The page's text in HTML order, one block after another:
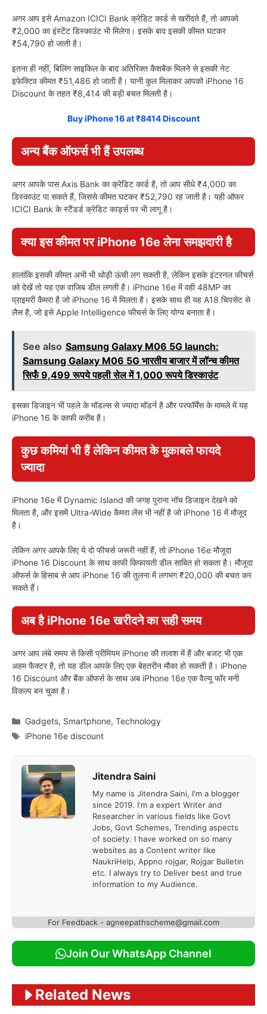
अगर आप इसे Amazon ICICI Bank क्रेडिट कार्ड से खरीदते हैं, तो आपको
₹2,000 का इंस्टेंट डिस्काउंट भी मिलेगा। इसके बाद इसकी कीमत घटकर
₹54,790 हो जाती है।
इतना ही नहीं, बिलिंग साइकिल के बाद अतिरिक्त कैशबैक मिलने से इसकी नेट
इफेक्टिव कीमत ₹51,486 हो जाती है। यानी कुल मिलाकर आपको iPhone 16
Discount के तहत ₹8,414 की बड़ी बचत मिलती है।
Buy iPhone 16 at ₹8414 Discount
अन्य बैंक ऑफर्स भी हैं उपलब्ध
अगर आपके पास Axis Bank का क्रेडिट कार्ड है, तो आप सीधे ₹4,000 का
डिस्काउंट पा सकते हैं, जिससे कीमत घटकर ₹52,790 रह जाती है। यही ऑफर
ICICI Bank के स्टैंडर्ड क्रेडिट कार्ड्स पर भी लागू है।
क्या इस कीमत पर iPhone 16e लेना समझदारी है
हालांकि इसकी कीमत अभी भी थोड़ी ऊंची लग सकती है, लेकिन इसके इंटरनल फीचर्स
को देखें तो यह एक वाजिब डील लगती है। iPhone 16e में वही 48MP का
प्राइमरी कैमरा है जो iPhone 16 में मिलता है। इसके साथ ही यह A18 चिपसेट से
लैस है, जो इसे Apple Intelligence फीचर्स के लिए योग्य बनाता है।
See also Samsung Galaxy M06 5G launch:
Samsung Galaxy M06 5G भारतीय बाजार में लॉन्च कीमत
सिर्फं 9,499 रूपये पहली सेल में 1,000 रूपये डिस्काउंट
इसका डिजाइन भी पहले के मॉडल्स से ज्यादा मॉडर्न है और परफॉर्मेंस के मामले में यह
iPhone 16 के काफी करीब है।
कुछ कमियां भी हैं लेकिन कीमत के मुकाबले फायदे
ज्यादा
iPhone 16e में Dynamic Island की जगह पुराना नॉच डिजाइन देखने को
मिलता है, और इसमें Ultra-Wide कैमरा लेंस भी नहीं है जो iPhone 16 में मौजूद
है।
लेकिन अगर आपके लिए ये दो फीचर्स जरूरी नहीं हैं, तो iPhone 16e मौजूदा
iPhone 16 Discount के साथ काफी किफायती डील साबित हो सकता है। मौजूदा
ऑफर्स के हिसाब से आप iPhone 16 की तुलना में लगभग ₹20,000 की बचत कर
सकते हैं।
अब है iPhone 16e खरीदने का सही समय
अगर आप लंबे समय से किसी प्रीमियम iPhone की तलाश में हैं और बजट भी एक
अहम फैक्टर है, तो यह डील आपके लिए एक बेहतरीन मौका हो सकती है। iPhone
16 Discount और बैंक ऑफर्स के साथ अब iPhone 16e एक वैल्यू फॉर मनी
विकल्प बन चुका है।
Categories
Gadgets, Smartphone,Technology
Tags
iPhone 16e discount
Jitendra Saini
My name is Jitendra Saini, I'm a blogger
since 2019. I'm a expert Writer and
Researcher in various fields like Govt
Jobs, Govt Schemes, Trending aspects
of society. I have worked on so many
websites as a Content writer like
NaukriHelp, Appno rojgar, Rojgar Bulletin
etc. I always try to Deliver best and true
information to my Audience.
For Feedback - agneepathscheme@gmail.com
Join Our WhatsApp Channel
Related News